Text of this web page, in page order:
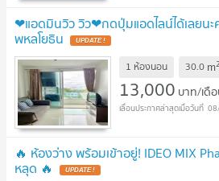
❤แอดมินวิว วิว❤กดปุ่มแอดไลน์ได้เลยนะ
พหลโยธิน UPDATE !
1 ห้องนอน 30.0 m2
13,000 บาท/เดื
🔥 ห้องว่าง พร้อมเข้าอยู่! IDEO MIX
หลุด 🔥 UPDATE !